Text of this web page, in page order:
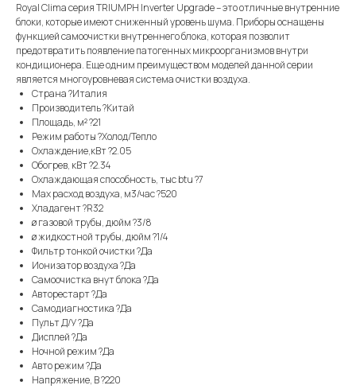
Royal Clima серия TRIUMPH Inverter Upgrade – это отличные внутренние
блоки, которые имеют сниженный уровень шума. Приборы оснащены
функцией самоочистки внутреннего блока, которая позволит
предотвратить появление патогенных микроорганизмов внутри
кондиционера. Еще одним преимуществом моделей данной серии
является многоуровневая система очистки воздуха.
Страна ?Италия
Производитель ?Китай
Площадь, м² ?21
Режим работы ?Холод/Тепло
Охлаждение,кВт ?2.05
Обогрев, кВт ?2.34
Охлаждающая способность, тыс btu ?7
Max расход воздуха, м3/час ?520
Хладагент ?R32
ø газовой трубы, дюйм ?3/8
ø жидкостной трубы, дюйм ?1/4
Фильтр тонкой очистки ?Да
Ионизатор воздуха ?Да
Самоочистка внут блока ?Да
Авторестарт ?Да
Самодиагностика ?Да
Пульт Д/У ?Да
Дисплей ?Да
Ночной режим ?Да
Авто режим ?Да
Напряжение, В ?220